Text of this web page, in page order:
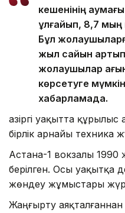
кешенінің
ұлғайып, 8,7
Бұл
жыл сайын
жолаушылар
көрсетуге
хабарламада.
Қазіргі уақытта
бірлік арнайы техника
Астана-1 вокзалы 1990
берілген. Осы уақытқа
жөндеу жұмыстары
Жаңғырту аяқталғаннан